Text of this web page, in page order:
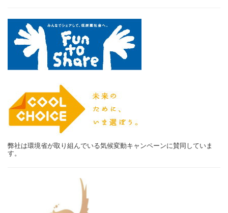
弊社は環境省が取り組んでいる気候変動キャンペーンに賛同していま
す。